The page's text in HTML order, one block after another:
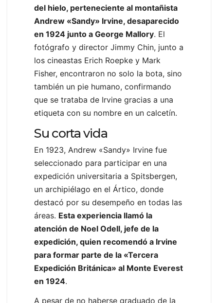
del hielo, perteneciente al montañista
Andrew «Sandy» Irvine, desaparecido
en 1924 junto a George Mallory. El
fotógrafo y director Jimmy Chin, junto a
los cineastas Erich Roepke y Mark
Fisher, encontraron no solo la bota, sino
también un pie humano, confirmando
que se trataba de Irvine gracias a una
etiqueta con su nombre en un calcetín.
Su corta vida
En 1923, Andrew «Sandy» Irvine fue
seleccionado para participar en una
expedición universitaria a Spitsbergen,
un archipiélago en el Ártico, donde
destacó por su desempeño en todas las
áreas. Esta experiencia llamó la
atención de Noel Odell, jefe de la
expedición, quien recomendó a Irvine
para formar parte de la «Tercera
Expedición Británica» al Monte Everest
en 1924.
A pesar de no haberse graduado de la